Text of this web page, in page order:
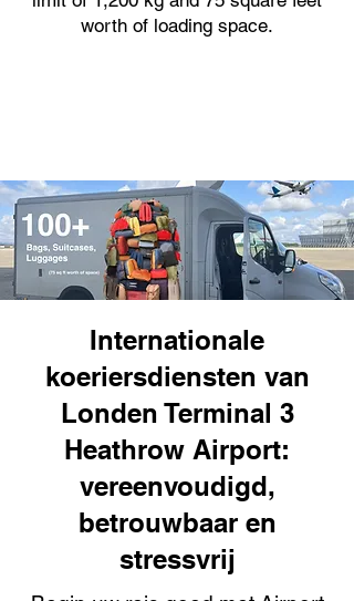
worth of loading space.
Internationale
koeriersdiensten van
Londen Terminal 3
Heathrow Airport:
vereenvoudigd,
betrouwbaar en
stressvrij